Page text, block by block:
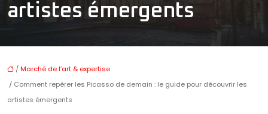
artistes émergents
/Marché de l’art & expertise
/ Comment repérer les Picasso de demain : le guide pour découvrir les
artistes émergents